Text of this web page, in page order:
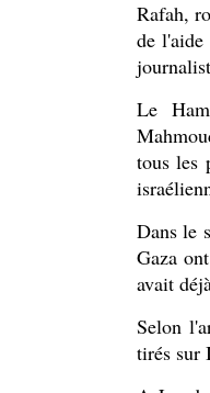
Rafah,
de l'aide
Le
tous les
Dans le
Gaza
avait
Selon
tirés sur